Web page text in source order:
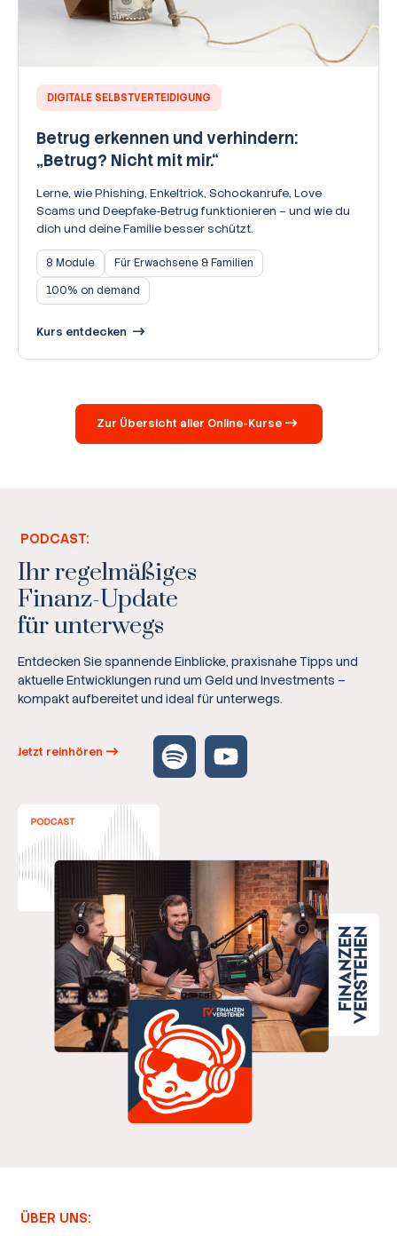
DIGITALE SELBSTVERTEIDIGUNG
Betrug erkennen und verhindern:
„Betrug? Nicht mit mir.“
Lerne, wie Phishing, Enkeltrick, Schockanrufe, Love
Scams und Deepfake-Betrug funktionieren – und wie du
dich und deine Familie besser schützt.
8 Module
Für Erwachsene & Familien
100% on demand
Kurs entdecken
Zur Übersicht aller Online-Kurse
PODCAST:
Ihr regelmäßiges
Finanz-Update
für unterwegs
Entdecken Sie spannende Einblicke, praxisnahe Tipps und
aktuelle Entwicklungen rund um Geld und Investments –
kompakt aufbereitet und ideal für unterwegs.
Jetzt reinhören
ÜBER UNS: